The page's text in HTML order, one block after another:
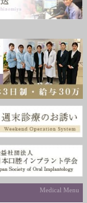
Medical Menu